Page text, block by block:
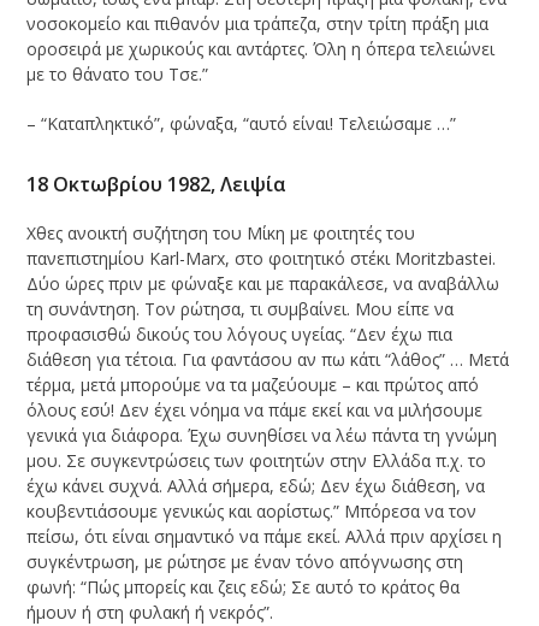
νοσοκομείο και πιθανόν μια τράπεζα, στην τρίτη πράξη μια
οροσειρά με χωρικούς και αντάρτες. Όλη η όπερα τελειώνει
με το θάνατο του Τσε.”
– “Καταπληκτικό”, φώναξα, “αυτό είναι! Τελειώσαμε …”
18 Οκτωβρίου 1982, Λειψία
Χθες ανοικτή συζήτηση του Μίκη με φοιτητές του
πανεπιστημίου Karl-Marx, στο φοιτητικό στέκι Moritzbastei.
Δύο ώρες πριν με φώναξε και με παρακάλεσε, να αναβάλλω
τη συνάντηση. Τον ρώτησα, τι συμβαίνει. Μου είπε να
προφασισθώ δικούς του λόγους υγείας. “Δεν έχω πια
διάθεση για τέτοια. Για φαντάσου αν πω κάτι “λάθος” … Μετά
τέρμα, μετά μπορούμε να τα μαζεύουμε – και πρώτος από
όλους εσύ! Δεν έχει νόημα να πάμε εκεί και να μιλήσουμε
γενικά για διάφορα. Έχω συνηθίσει να λέω πάντα τη γνώμη
μου. Σε συγκεντρώσεις των φοιτητών στην Ελλάδα π.χ. το
έχω κάνει συχνά. Αλλά σήμερα, εδώ; Δεν έχω διάθεση, να
κουβεντιάσουμε γενικώς και αορίστως.” Μπόρεσα να τον
πείσω, ότι είναι σημαντικό να πάμε εκεί. Αλλά πριν αρχίσει η
συγκέντρωση, με ρώτησε με έναν τόνο απόγνωσης στη
φωνή: “Πώς μπορείς και ζεις εδώ; Σε αυτό το κράτος θα
ήμουν ή στη φυλακή ή νεκρός”.